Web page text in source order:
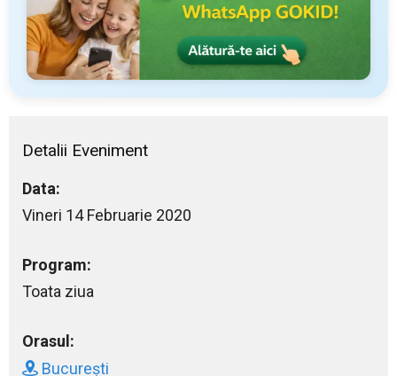
Detalii Eveniment
Data:
Vineri 14 Februarie 2020
Program:
Toata ziua
Orasul:
București